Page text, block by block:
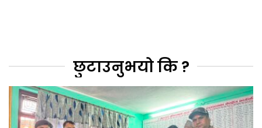
छुटाउनुभयो कि ?